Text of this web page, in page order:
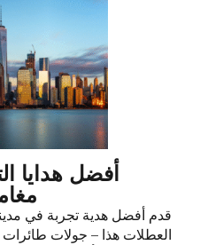
أفضل هدايا
قدم أفضل هدية تجربة في